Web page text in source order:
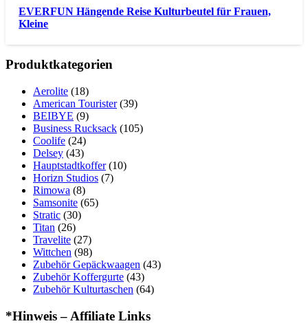
EVERFUN Hängende Reise Kulturbeutel für Frauen,
Kleine
Produktkategorien
Aerolite (18)
American Tourister (39)
BEIBYE (9)
Business Rucksack (105)
Coolife (24)
Delsey (43)
Hauptstadtkoffer (10)
Horizn Studios (7)
Rimowa (8)
Samsonite (65)
Stratic (30)
Titan (26)
Travelite (27)
Wittchen (98)
Zubehör Gepäckwaagen (43)
Zubehör Koffergurte (43)
Zubehör Kulturtaschen (64)
*Hinweis – Affiliate Links